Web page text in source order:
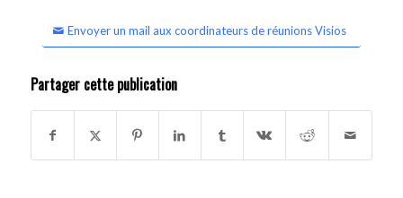
Envoyer un mail aux coordinateurs de réunions Visios
Partager cette publication